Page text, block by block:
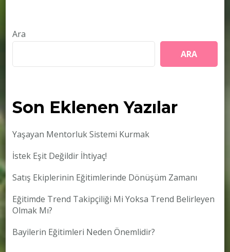
Ara
ARA
Son Eklenen Yazılar
Yaşayan Mentorluk Sistemi Kurmak
İstek Eşit Değildir İhtiyaç!
Satış Ekiplerinin Eğitimlerinde Dönüşüm Zamanı
Eğitimde Trend Takipçiliği Mi Yoksa Trend Belirleyen
Olmak Mı?
Bayilerin Eğitimleri Neden Önemlidir?